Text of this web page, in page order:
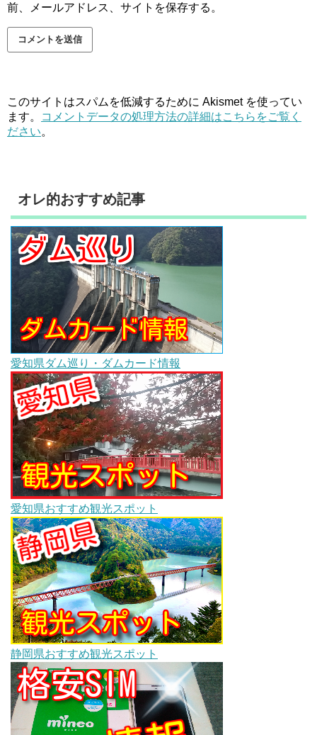
前、メールアドレス、サイトを保存する。
このサイトはスパムを低減するために Akismet を使ってい
ます。
コメントデータの処理方法の詳細はこちらをご覧く
ださい。
オレ的おすすめ記事
愛知県ダム巡り・ダムカード情報
愛知県おすすめ観光スポット
静岡県おすすめ観光スポット